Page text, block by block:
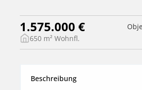
1.575.000 €
650 m² Wohnfl.
Beschreibung